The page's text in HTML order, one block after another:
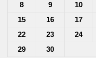
8
9 10
15
16 17
22
23 24
29
30